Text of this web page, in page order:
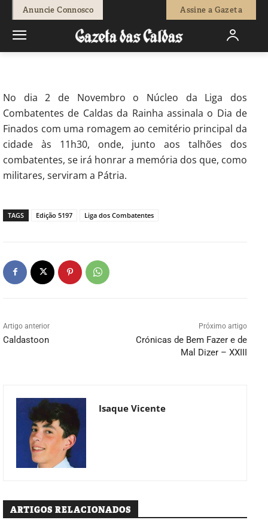
Anuncie Connosco Assine a Gazeta
Isaque Vicente - 683 0
No dia 2 de Novembro o Núcleo da Liga dos
Combatentes de Caldas da Rainha assinala o Dia de
Finados com uma romagem ao cemitério principal da
cidade às 11h30, onde, junto aos talhões dos
combatentes, se irá honrar a memória dos que, como
militares, serviram a Pátria.
TAGS Edição 5197 Liga dos Combatentes
Artigo anterior
Caldastoon
Próximo artigo
Crónicas de Bem Fazer e de
Mal Dizer – XXIII
Isaque Vicente
ARTIGOS RELACIONADOS